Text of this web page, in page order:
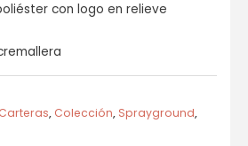
con logo en relieve
Carteras, Colección, Sprayground,